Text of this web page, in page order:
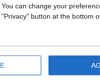
can change your
button at the bottom